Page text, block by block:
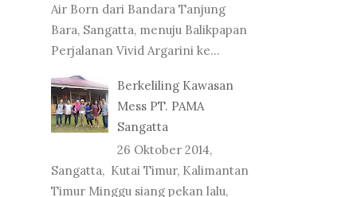
Air Born dari Bandara Tanjung
Bara, Sangatta, menuju Balikpapan
Perjalanan Vivid Argarini ke...
Berkeliling Kawasan
Mess PT. PAMA
Sangatta
26 Oktober 2014,
Sangatta, Kutai Timur, Kalimantan
Timur Minggu siang pekan lalu,